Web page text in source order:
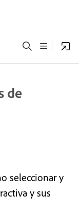
de
seleccionar y
y sus